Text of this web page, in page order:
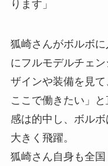
ります」
狐崎さんがボルボ
にフルモデルチェ
ザインや装備を見て
ここで働きたい」
感は的中し、ボル
大きく飛躍。
狐崎さん自身も全